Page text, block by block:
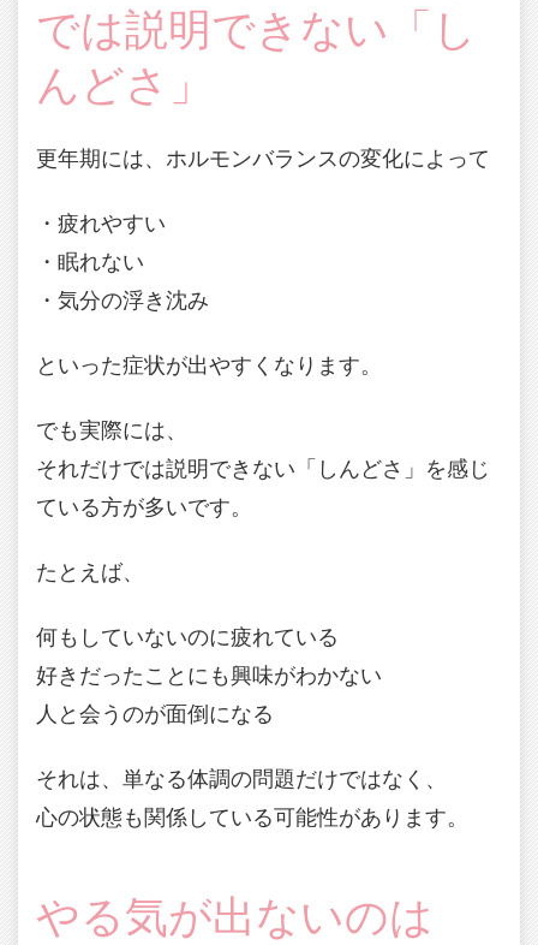
では説明できない「し
んどさ」
更年期には、ホルモンバランスの変化によって
・疲れやすい
・眠れない
・気分の浮き沈み
といった症状が出やすくなります。
でも実際には、
それだけでは説明できない「しんどさ」を感じ
ている方が多いです。
たとえば、
何もしていないのに疲れている
好きだったことにも興味がわかない
人と会うのが面倒になる
それは、単なる体調の問題だけではなく、
心の状態も関係している可能性があります。
やる気が出ないのは